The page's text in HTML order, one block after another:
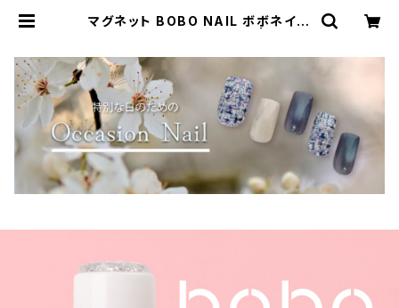
マグネット BOBO NAIL ボボネイル